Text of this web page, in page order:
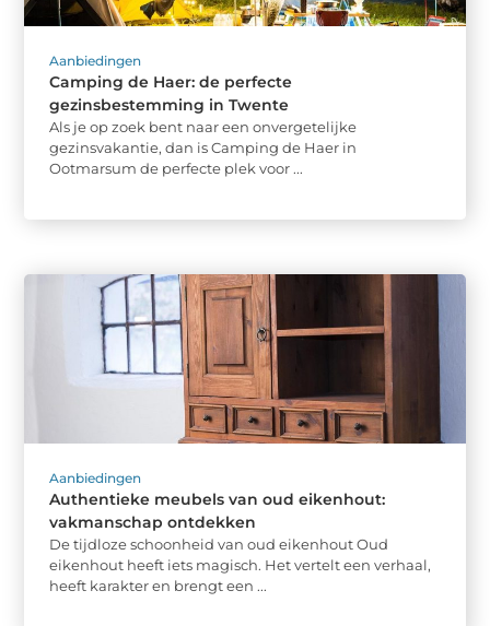
Aanbiedingen
Camping de Haer: de perfecte
gezinsbestemming in Twente
Als je op zoek bent naar een onvergetelijke
gezinsvakantie, dan is Camping de Haer in
Ootmarsum de perfecte plek voor ...
Aanbiedingen
Authentieke meubels van oud eikenhout:
vakmanschap ontdekken
De tijdloze schoonheid van oud eikenhout Oud
eikenhout heeft iets magisch. Het vertelt een verhaal,
heeft karakter en brengt een ...